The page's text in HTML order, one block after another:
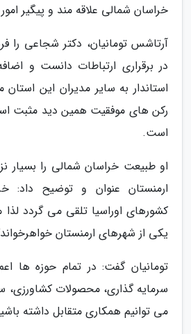
خراسان شمالی علاقه مند و پیگیر
آرتاشس تومانیان، دکتر شجاعی را
در برقراری ارتباطات دانست و
استاندار به سایر مدیران این
رکن های موفقیت همین دید مثبت
است.
او طبیعت خراسان شمالی را بسیار
ارمنستان عنوان و توضیح داد:
کشورهای اوراسیا تلقی می گردد لذا
یکی از شهرهای ارمنستان
تومانیان گفت: در تمام حوزه ها
سرمایه گذاری، محصولات کشاورزی،
می توانیم همکاری متقابل داشته